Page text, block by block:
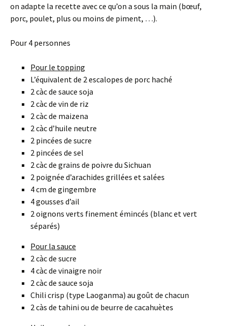
on adapte la recette avec ce qu’on a sous la main (bœuf,
porc, poulet, plus ou moins de piment, …).
Pour 4 personnes
Pour le topping
L’équivalent de 2 escalopes de porc haché
2 càc de sauce soja
2 càc de vin de riz
2 càc de maizena
2 càc d’huile neutre
2 pincées de sucre
2 pincées de sel
2 càc de grains de poivre du Sichuan
2 poignée d’arachides grillées et salées
4 cm de gingembre
4 gousses d’ail
2 oignons verts finement émincés (blanc et vert
séparés)
Pour la sauce
2 càc de sucre
4 càc de vinaigre noir
2 càc de sauce soja
Chili crisp (type Laoganma) au goût de chacun
2 càs de tahini ou de beurre de cacahuètes